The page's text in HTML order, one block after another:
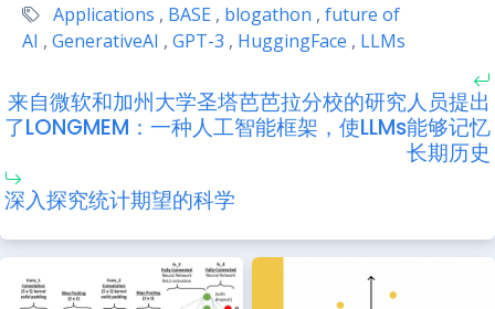
Applications , BASE , blogathon , future of
AI , GenerativeAI , GPT-3 , HuggingFace , LLMs
来自微软和加州大学圣塔芭芭拉分校的研究人员提出
了LONGMEM：一种人工智能框架，使LLMs能够记忆
长期历史
深入探究统计期望的科学